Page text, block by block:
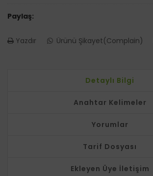
Paylaş:
Yazdır Ürünü Şikayet(Complain)
Detaylı Bilgi
Anahtar Kelimeler
Yorumlar
Tarif Dosyası
Ekleyen Üye İletişim